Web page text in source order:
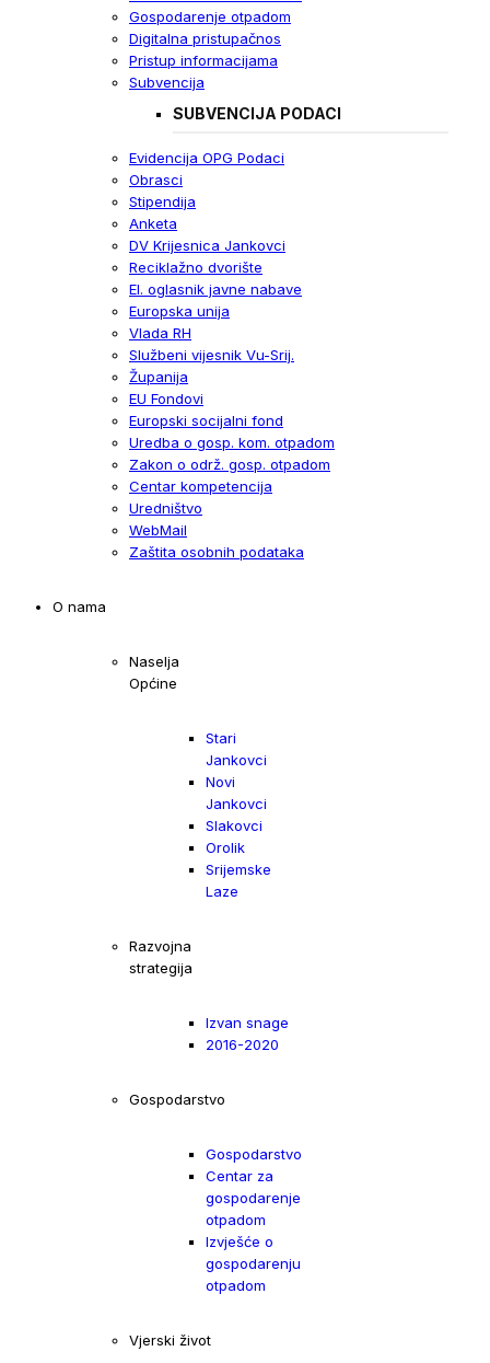
Gospodarenje otpadom
Digitalna pristupačnos
Pristup informacijama
Subvencija
SUBVENCIJA PODACI
Evidencija OPG Podaci
Obrasci
Stipendija
Anketa
DV Krijesnica Jankovci
Reciklažno dvorište
El. oglasnik javne nabave
Europska unija
Vlada RH
Službeni vijesnik Vu-Srij.
Županija
EU Fondovi
Europski socijalni fond
Uredba o gosp. kom. otpadom
Zakon o održ. gosp. otpadom
Centar kompetencija
Uredništvo
WebMail
Zaštita osobnih podataka
O nama
Naselja
Općine
Stari
Jankovci
Novi
Jankovci
Slakovci
Orolik
Srijemske
Laze
Razvojna
strategija
Izvan snage
2016-2020
Gospodarstvo
Gospodarstvo
Centar za
gospodarenje
otpadom
Izvješće o
gospodarenju
otpadom
Vjerski život